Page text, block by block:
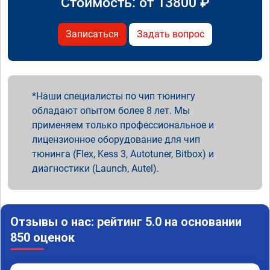
Записаться Задать вопрос
Наши специалисты по чип тюнингу
обладают опытом более 8 лет. Мы
применяем только профессиональное и
лицензионное оборудование для чип
тюнинга (Flex, Kess 3, Autotuner, Bitbox) и
диагностики (Launch, Autel).
Отзывы о нас: рейтинг 5.0 на основании
850 оценок